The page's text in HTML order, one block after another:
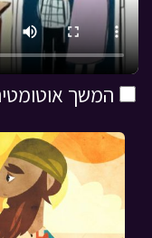
המשך